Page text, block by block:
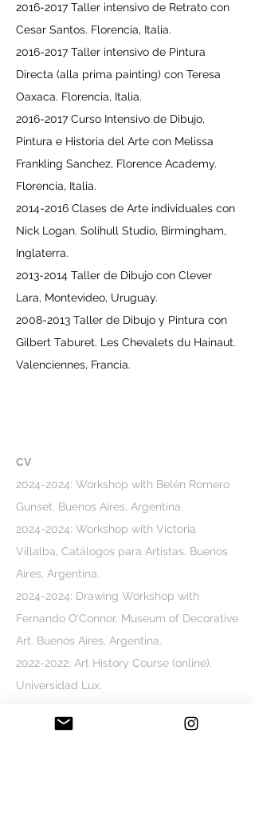
2016-2017 Taller intensivo de Retrato con
Cesar Santos. Florencia, Italia.
2016-2017 Taller intensivo de Pintura
Directa (alla prima painting) con Teresa
Oaxaca. Florencia, Italia.
2016-2017 Curso Intensivo de Dibujo,
Pintura e Historia del Arte con Melissa
Frankling Sanchez, Florence Academy.
Florencia, Italia.
2014-2016 Clases de Arte individuales con
Nick Logan. Solihull Studio, Birmingham,
Inglaterra.
2013-2014 Taller de Dibujo con Clever
Lara, Montevideo, Uruguay.
2008-2013 Taller de Dibujo y Pintura con
Gilbert Taburet. Les Chevalets du Hainaut.
Valenciennes, Francia.
CV
2024-2024: Workshop with Belén Romero
Gunset. Buenos Aires, Argentina.
2024-2024: Workshop with Victoria
Villalba, Catálogos para Artistas. Buenos
Aires, Argentina.
2024-2024: Drawing Workshop with
Fernando O’Connor. Museum of Decorative
Art. Buenos Aires, Argentina.
2022-2022: Art History Course (online).
Universidad Lux.
: Art Courses (online). Setient
Academy.